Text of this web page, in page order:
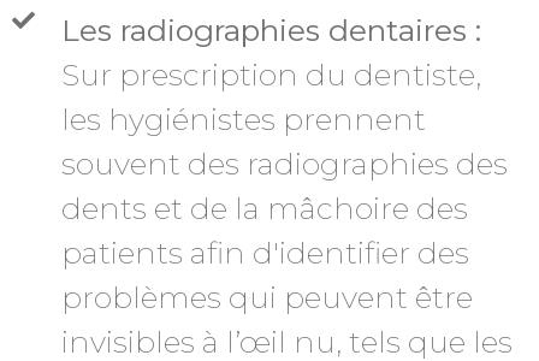
Les radiographies dentaires :
Sur prescription du dentiste,
les hygiénistes prennent
souvent des radiographies des
dents et de la mâchoire des
patients afin d'identifier des
problèmes qui peuvent être
invisibles à l’œil nu, tels que les